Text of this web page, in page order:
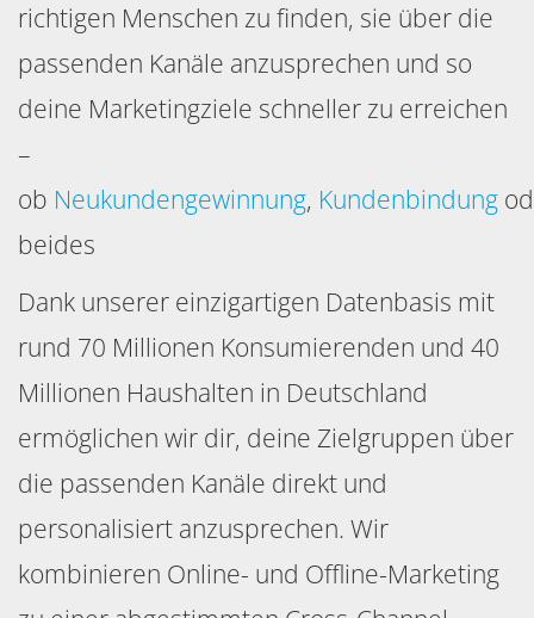
richtigen Menschen zu finden, sie über die
passenden Kanäle anzusprechen und so
deine Marketingziele schneller zu erreichen
–
ob Neukundengewinnung, Kundenbindung
beides
Dank unserer einzigartigen Datenbasis mit
rund 70 Millionen Konsumierenden und 40
Millionen Haushalten in Deutschland
ermöglichen wir dir, deine Zielgruppen über
die passenden Kanäle direkt und
personalisiert anzusprechen. Wir
kombinieren Online- und Offline-Marketing